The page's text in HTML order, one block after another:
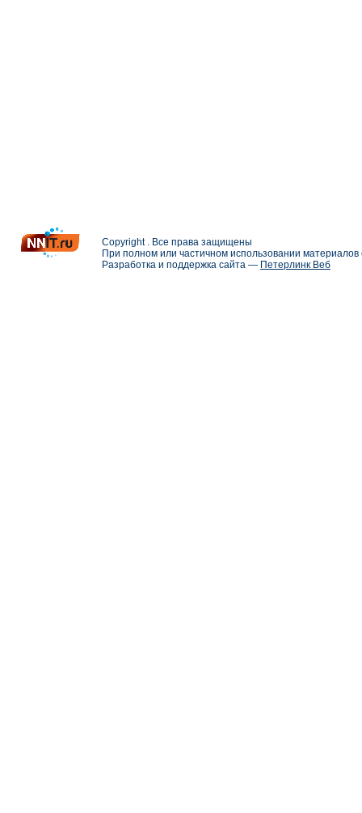
Copyright . Все права защищены
При полном или частичном использовании
Разработка и поддержка сайта — Петерлинк Веб